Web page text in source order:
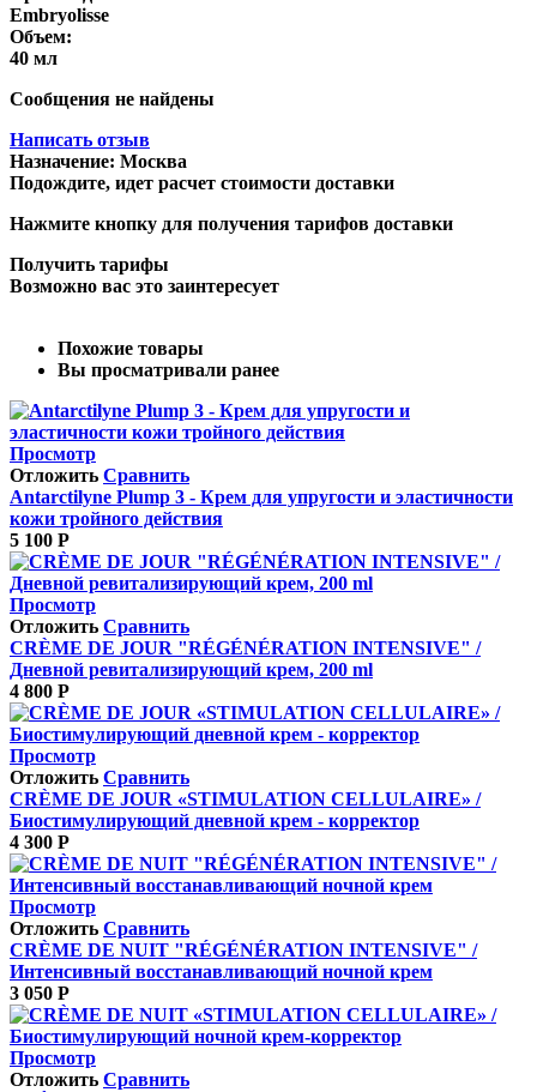
Embryolisse
Объем:
40 мл
Сообщения не найдены
Написать отзыв
Назначение: Москва
Подождите, идет расчет стоимости доставки
Нажмите кнопку для получения тарифов доставки
Получить тарифы
Возможно вас это заинтересует
Похожие товары
Вы просматривали ранее
Просмотр
Отложить Сравнить
Antarctilyne Plump 3 - Крем для упругости и эластичности
кожи тройного действия
5 100 Р
Просмотр
Отложить Сравнить
CRÈME DE JOUR "RÉGÉNÉRATION INTENSIVE" /
Дневной ревитализирующий крем, 200 ml
4 800 Р
Просмотр
Отложить Сравнить
CRÈME DE JOUR «STIMULATION CELLULAIRE» /
Биостимулирующий дневной крем ‐ корректор
4 300 Р
Просмотр
Отложить Сравнить
CRÈME DE NUIT "RÉGÉNÉRATION INTENSIVE" /
Интенсивный восстанавливающий ночной крем
3 050 Р
Просмотр
Отложить Сравнить